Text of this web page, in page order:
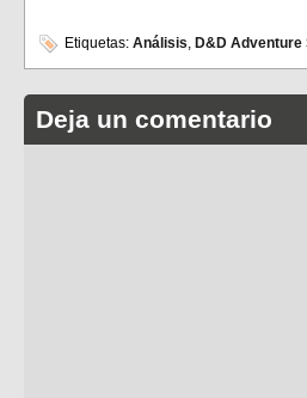
Etiquetas: Análisis, D&D Adventure
Deja un comentario